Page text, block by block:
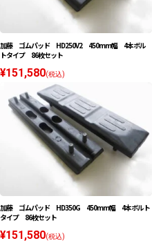
加藤 ゴムパッド HD250V2 450mm幅 4本ボル
トタイプ 86枚セット
¥151,580(税込)
加藤 ゴムパッド HD350G 450mm幅 4本ボルト
タイプ 86枚セット
¥151,580(税込)